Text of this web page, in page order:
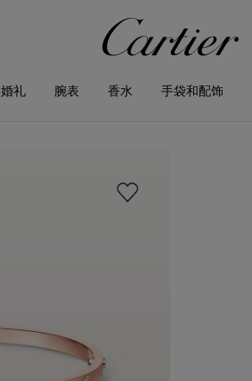
婚礼 腕表 香水 手袋和配饰